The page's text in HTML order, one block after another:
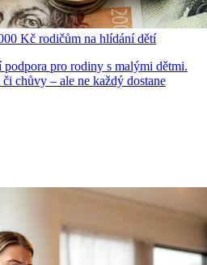
Kč rodičům na hlídání dětí
pro rodiny s malými dětmi.
chůvy – ale ne každý dostane